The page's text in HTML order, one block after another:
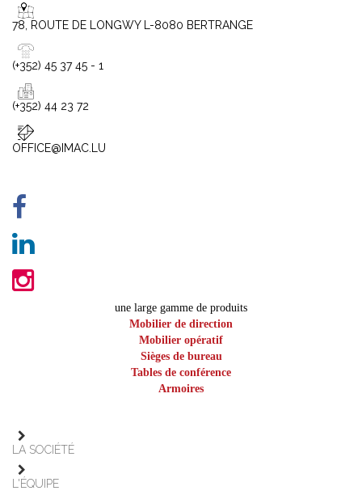
78, ROUTE DE LONGWY L-8080 BERTRANGE
(+352) 45 37 45 - 1
(+352) 44 23 72
OFFICE@IMAC.LU
une large gamme de produits
Mobilier de direction
Mobilier opératif
Sièges de bureau
Tables de conférence
Armoires
LA SOCIÉTÉ
L'ÉQUIPE